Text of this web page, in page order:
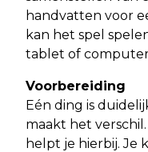
handvatten voor
kan het spel
tablet of
Voorbereiding
Eén ding is
maakt het
helpt je hierbij. Je